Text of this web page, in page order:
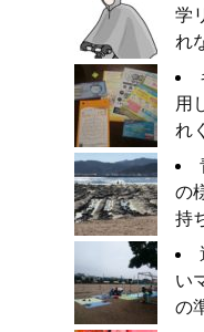
学
れ
用
れ
の
持
い
の